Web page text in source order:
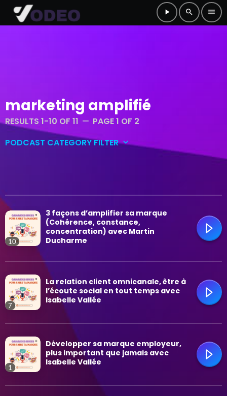
play_arrow search menu
marketing amplifié
RESULTS 1-10 OF 11 remove PAGE 1 OF 2
PODCAST CATEGORY FILTERkeyboard_arrow_down
Culture et musique
Grandes idées
Mode de vie et affaires
Plein air
Psychologie
Santé
trending_flat
10
3 façons d’amplifier sa marque
(Cohérence, constance,
concentration) avec Martin
Ducharme
trending_flat
7
La relation client omnicanale, être à
l’écoute social en tout temps avec
Isabelle Vallée
1
Développer sa marque employeur,
plus important que jamais avec
Isabelle Vallée